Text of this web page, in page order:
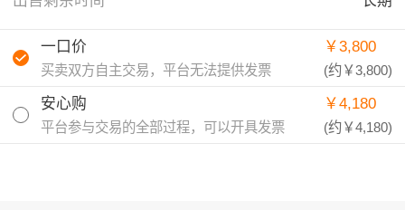
一口价
买卖双方自主交易，平台无法提供发票
￥3,800
(约￥3,800)
安心购
平台参与交易的全部过程，可以开具发票
￥4,180
(约￥4,180)